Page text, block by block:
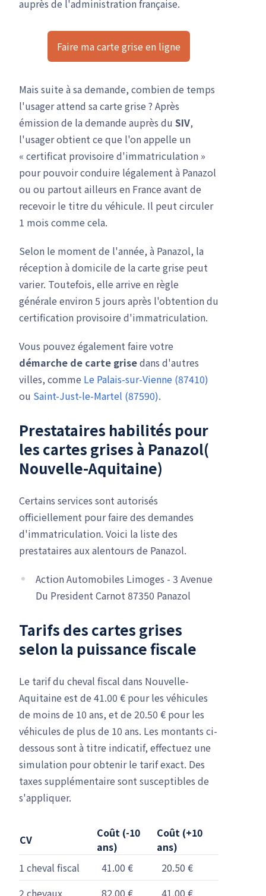
auprès de l'administration française.
Faire ma carte grise en ligne
Mais suite à sa demande, combien de temps
l'usager attend sa carte grise ? Après
émission de la demande auprès du SIV,
l'usager obtient ce que l'on appelle un
« certificat provisoire d'immatriculation »
pour pouvoir conduire légalement à Panazol
ou ou partout ailleurs en France avant de
recevoir le titre du véhicule. Il peut circuler
1 mois comme cela.
Selon le moment de l'année, à Panazol, la
réception à domicile de la carte grise peut
varier. Toutefois, elle arrive en règle
générale environ 5 jours après l'obtention du
certification provisoire d'immatriculation.
Vous pouvez également faire votre
démarche de carte grisedans d'autres
villes, comme Le Palais-sur-Vienne (87410)
ou Saint-Just-le-Martel (87590).
Prestataires habilités pour
les cartes grises à Panazol(
Nouvelle-Aquitaine)
Certains services sont autorisés
officiellement pour faire des demandes
d'immatriculation. Voici la liste des
prestataires aux alentours de Panazol.
Action Automobiles Limoges - 3 Avenue
Du President Carnot 87350 Panazol
Tarifs des cartes grises
selon la puissance fiscale
Le tarif du cheval fiscal dans Nouvelle-
Aquitaine est de 41.00 € pour les véhicules
de moins de 10 ans, et de 20.50 € pour les
véhicules de plus de 10 ans. Les montants ci-
dessous sont à titre indicatif, effectuez une
simulation pour obtenir le tarif exact. Des
taxes supplémentaire sont susceptibles de
s'appliquer.
CV
Coût (-10
ans)
Coût (+10
ans)
1 cheval fiscal
41.00 €
20.50 €
2 chevaux
82.00 € 41.00 €